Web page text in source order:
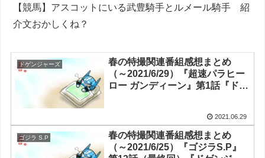
【競馬】アスコットにいる武豊騎手とルメール騎手 紹
介文おかしくね？
ドゲンジャーズ
春の特撮関連番組感想まとめ
（～2021/6/29）『超速パラヒー
ロー ガンディーン』第1話『ドゲ
『Thunderbolt Fantasy 東離劍
遊紀3』第13話（最終回）
2021.06.29
ゴジラ S.P
春の特撮関連番組感想まとめ
（～2021/6/25）『ゴジラS.P』